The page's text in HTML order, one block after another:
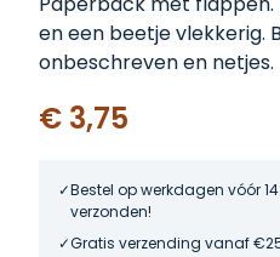
en een beetje vlekkerig.
onbeschreven en netjes.
€ 3,75
Bestel op werkdagen vóór
verzonden!
Gratis verzending vanaf